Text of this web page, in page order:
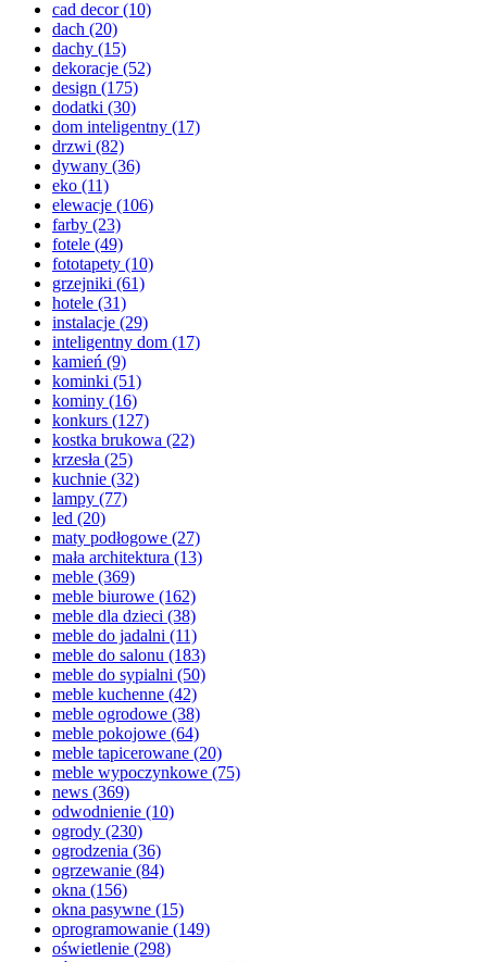
cad decor(10)
dach (20)
dachy (15)
dekoracje (52)
design (175)
dodatki (30)
dom inteligentny (17)
drzwi (82)
dywany (36)
eko (11)
elewacje (106)
farby (23)
fotele (49)
fototapety (10)
grzejniki (61)
hotele (31)
instalacje (29)
inteligentny dom (17)
kamień (9)
kominki (51)
kominy (16)
konkurs (127)
kostka brukowa (22)
krzesła (25)
kuchnie (32)
lampy (77)
led (20)
maty podłogowe (27)
mała architektura (13)
meble (369)
meble biurowe (162)
meble dla dzieci (38)
meble do jadalni (11)
meble do salonu (183)
meble do sypialni (50)
meble kuchenne (42)
meble ogrodowe (38)
meble pokojowe (64)
meble tapicerowane (20)
meble wypoczynkowe (75)
news (369)
odwodnienie (10)
ogrody (230)
ogrodzenia (36)
ogrzewanie (84)
okna (156)
okna pasywne (15)
oprogramowanie (149)
oświetlenie (298)